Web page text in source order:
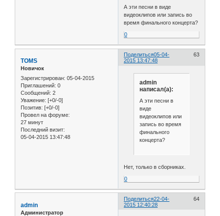
А эти песни в виде
видеоклипов или запись во
время финального концерта?
0
Поделиться 63
05-04-
2015 13:47:48
TOMS
Новичок
Зарегистрирован: 05-04-2015
Приглашений: 0
Сообщений: 2
Уважение: [+0/-0]
Позитив: [+0/-0]
Провел на форуме:
27 минут
Последний визит:
05-04-2015 13:47:48
admin
написал(а):
А эти песни в
виде
видеоклипов или
запись во время
финального
концерта?
Нет, только в сборниках.
0
Поделиться 64
22-04-
2015 12:40:28
admin
Администратор